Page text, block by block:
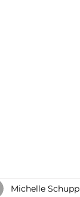
Michelle Schupp